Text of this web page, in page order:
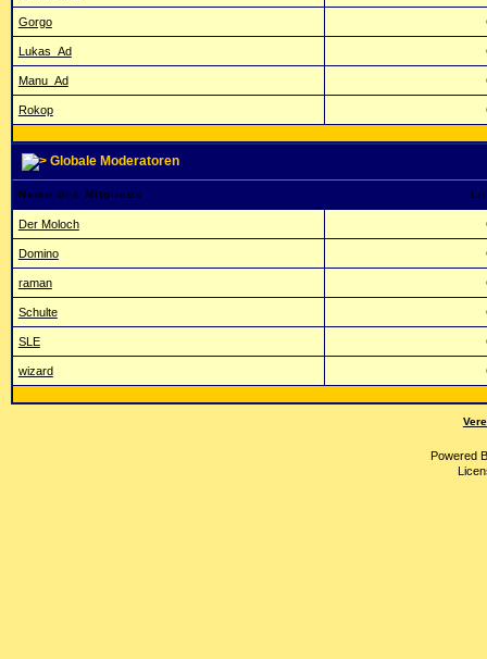
Gorgo
Lukas_Ad
Manu_Ad
Rokop
Globale Moderatoren
Name des Mitglieds
Der Moloch
Domino
raman
Schulte
SLE
wizard
Powered